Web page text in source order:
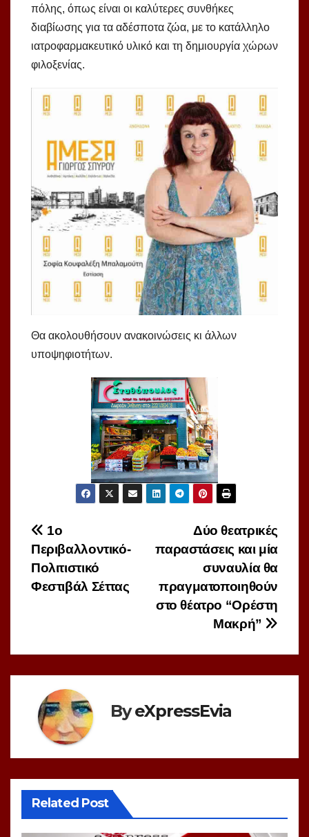
πόλης, όπως είναι οι καλύτερες συνθήκες
διαβίωσης για τα αδέσποτα ζώα, με το κατάλληλο
ιατροφαρμακευτικό υλικό και τη δημιουργία χώρων
φιλοξενίας.
Θα ακολουθήσουν ανακοινώσεις κι άλλων
υποψηφιοτήτων.
Πλοήγηση
άρθρων
Δύο θεατρικές
παραστάσεις και μία
συναυλία θα
πραγματοποιηθούν
στο θέατρο “Ορέστη
Μακρή”
1ο
Περιβαλλοντικό-
Πολιτιστικό
Φεστιβάλ Σέττας
ByeXpressEvia
Related Post